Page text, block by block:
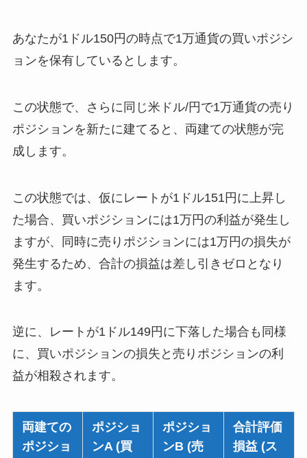
あなたが1ドル150円の時点で1万通貨の買いポジシ
ョンを保有しているとします。
この状態で、さらに同じ米ドル/円で1万通貨の売り
ポジションを新たに建てると、両建ての状態が完
成します。
この状態では、仮にレートが1ドル151円に上昇し
た場合、買いポジションには1万円の利益が発生し
ますが、同時に売りポジションには1万円の損失が
発生するため、合計の損益は差し引きゼロとなり
ます。
逆に、レートが1ドル149円に下落した場合も同様
に、買いポジションの損失と売りポジションの利
益が相殺されます。
両建ての
ポジショ
ポジショ
ンA (買
ポジショ
ンB (売
合計評価
損益 (ス